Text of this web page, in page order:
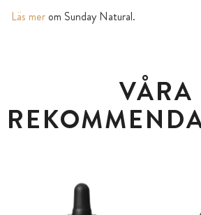
Läs mer om Sunday Natural.
VÅRA